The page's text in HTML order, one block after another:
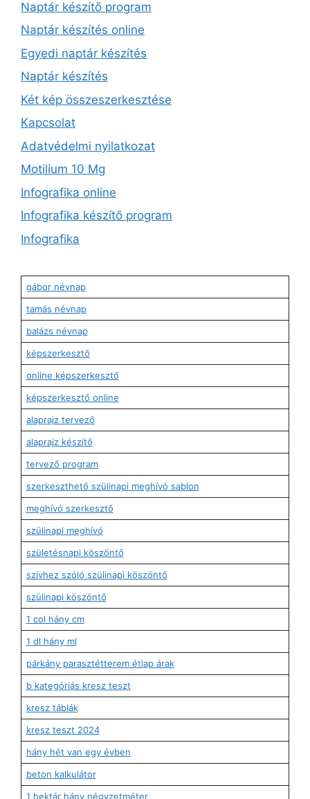
Naptár készítő program
Naptár készítés online
Egyedi naptár készítés
Naptár készítés
Két kép összeszerkesztése
Kapcsolat
Adatvédelmi nyilatkozat
Motilium 10 Mg
Infografika online
Infografika készítő program
Infografika
gábor névnap
tamás névnap
balázs névnap
képszerkesztő
online képszerkesztő
képszerkesztő online
alaprajz tervező
alaprajz készítő
tervező program
szerkeszthető szülinapi meghívó sablon
meghívó szerkesztő
szülinapi meghívó
születésnapi köszöntő
szívhez szóló szülinapi köszöntő
szülinapi köszöntő
1 col hány cm
1 dl hány ml
párkány parasztétterem étlap árak
b kategóriás kresz teszt
kresz táblák
kresz teszt 2024
hány hét van egy évben
beton kalkulátor
1 hektár hány négyzetméter